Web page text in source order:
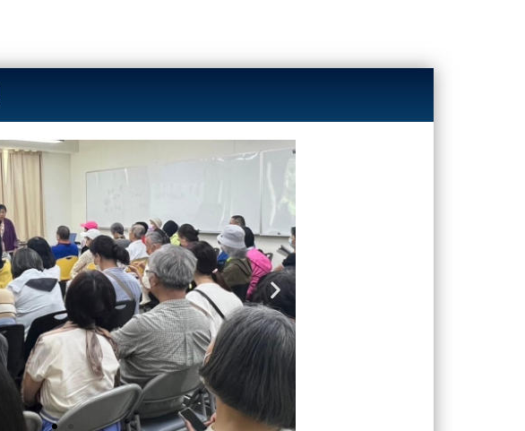
Next
slide